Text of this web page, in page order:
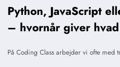
Python, JavaScript
– hvornår giver
På Coding Class arbejder vi ofte med